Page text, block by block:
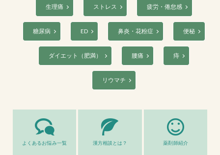
生理痛 ストレス 疲労・倦怠感
糖尿病 ED 鼻炎・花粉症 便秘
ダイエット（肥満） 腰痛 痔
リウマチ
よくあるお悩み一覧 漢方相談とは？ 薬剤師紹介